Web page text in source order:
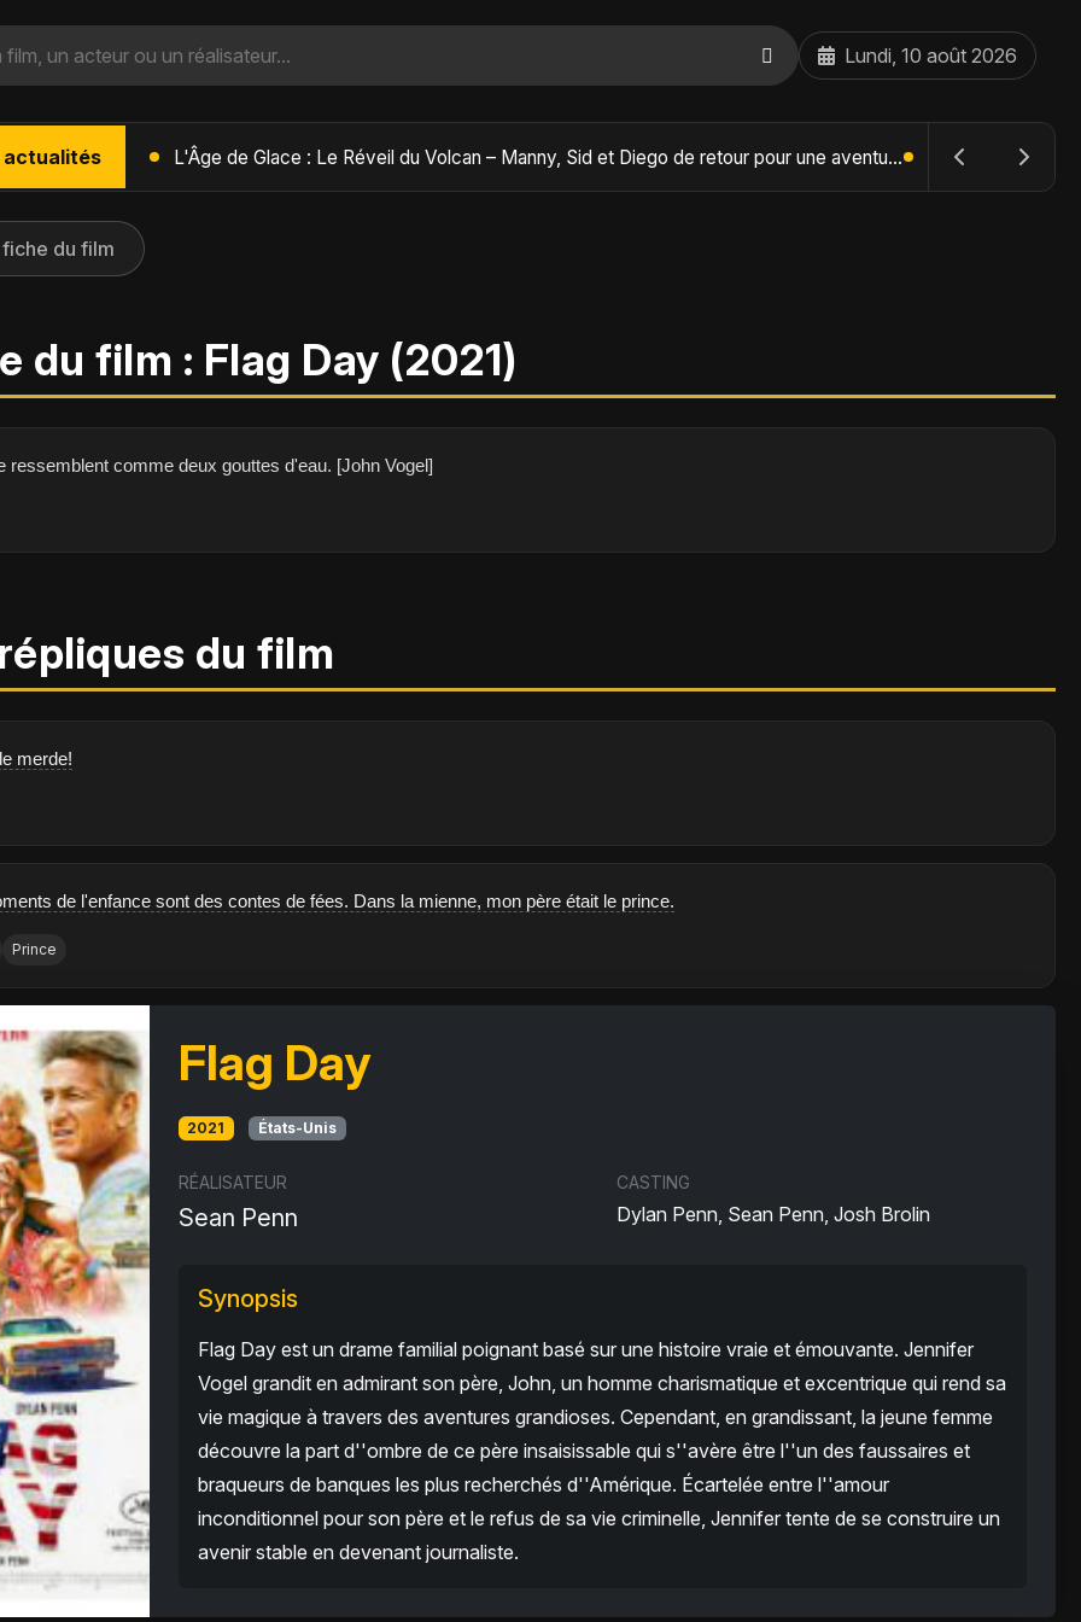
Lundi, 10 août 2026
actualités The Batman : Part II – Robert Pattinson replonge dans les ténèbres de Gotham dès octobre 2027
du film
du film : Flag Day (2021)
ressemblent comme deux gouttes d'eau. [John Vogel]
du film
merde!
de l'enfance sont des contes de fées. Dans la mienne, mon père était le prince.
Prince
Flag Day
2021 États-Unis
RÉALISATEUR
Sean Penn
CASTING
Dylan Penn, Sean Penn, Josh Brolin
Synopsis
Flag Day est un drame familial poignant basé sur une histoire vraie et émouvante. Jennifer
Vogel grandit en admirant son père, John, un homme charismatique et excentrique qui rend sa
vie magique à travers des aventures grandioses. Cependant, en grandissant, la jeune femme
découvre la part d''ombre de ce père insaisissable qui s''avère être l''un des faussaires et
braqueurs de banques les plus recherchés d''Amérique. Écartelée entre l''amour
inconditionnel pour son père et le refus de sa vie criminelle, Jennifer tente de se construire un
avenir stable en devenant journaliste.